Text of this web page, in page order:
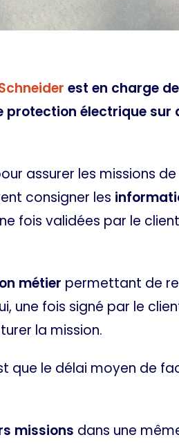
est en charge
électrique sur
assurer les missions
consigner les
fois validées par le
métier permettant de
une fois signé par le
la mission.
que le délai moyen de
missions dans une